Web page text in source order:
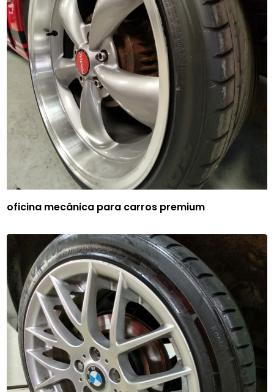
oficina mecânica para carros premium